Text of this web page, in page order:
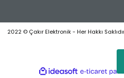
2022 © Çakır Elektronik - Her Hakkı
ideasoft